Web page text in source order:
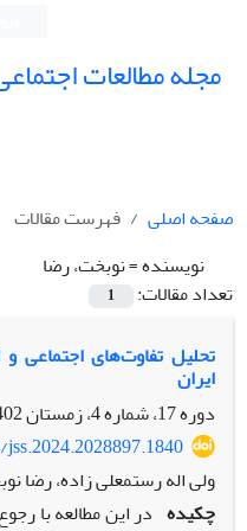
مجله مطالعات
صفحه اصلی
فهرست مقالات
نویسنده =نوبخت، رضا
تعداد مقالات:
1
تحلیل تفاوت‌های اجتماعی
ایران
دوره 17، شماره 4، زمستان 1402، صفحه
ولی اله رستمعلی زاده، رضا
چکیده در این مطالعه با